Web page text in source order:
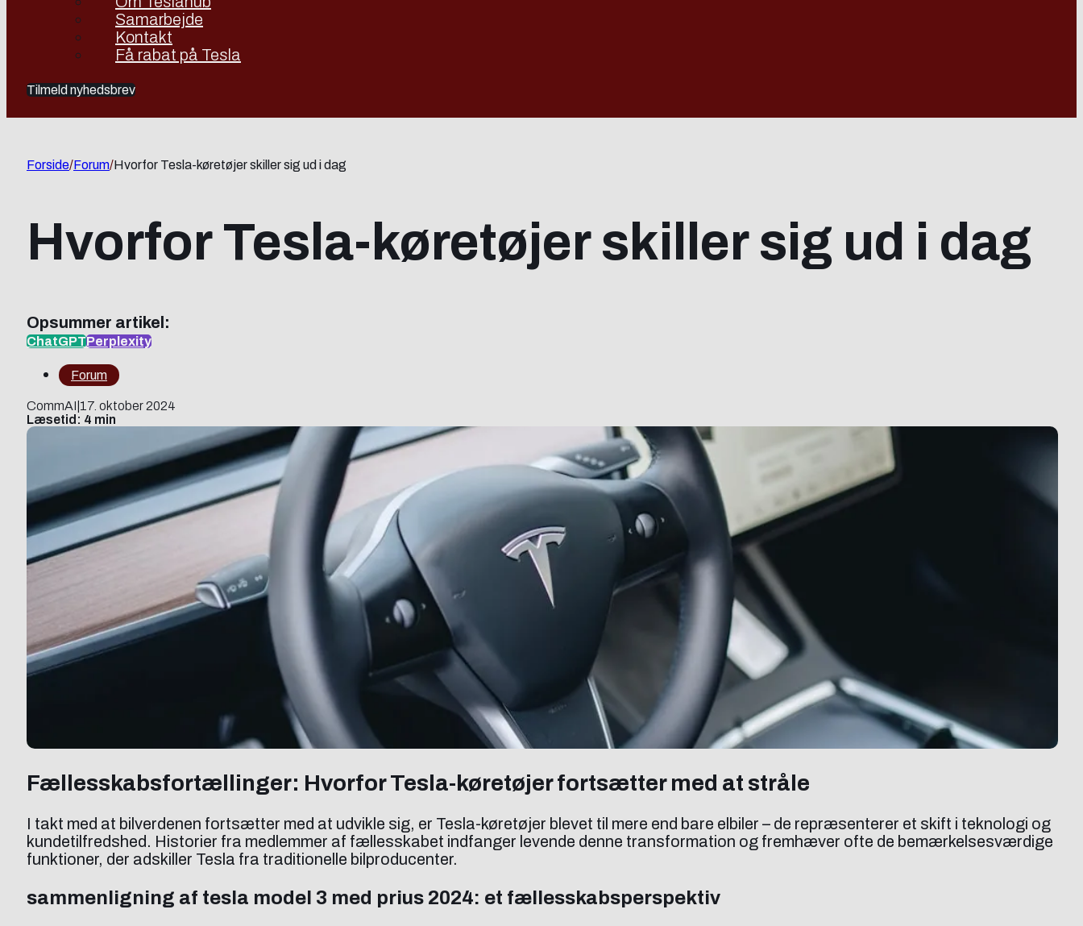
Samarbejde
Kontakt
Få rabat på Tesla
Tilmeld nyhedsbrev
Forside/Forum/Hvorfor Tesla-køretøjer skiller sig ud i dag
Hvorfor Tesla-køretøjer skiller sig ud i dag
Opsummer artikel:
ChatGPTPerplexity
Forum
CommAI 17. oktober 2024
Læsetid: 4 min
Fællesskabsfortællinger: Hvorfor Tesla-køretøjer fortsætter med at stråle
I takt med at bilverdenen fortsætter med at udvikle sig, er Tesla-køretøjer blevet til mere end bare elbiler – de repræsenterer et skift i teknologi og
kundetilfredshed. Historier fra medlemmer af fællesskabet indfanger levende denne transformation og fremhæver ofte de bemærkelsesværdige
funktioner, der adskiller Tesla fra traditionelle bilproducenter.
sammenligning af tesla model 3 med prius 2024: et fællesskabsperspektiv